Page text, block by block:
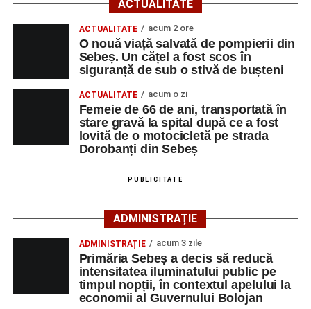
SNUAU 112, cu privire la producerea unui eveniment
rutier soldat cu victime.
La fața locului s-au deplasat polițiștii rutieri, care au
stabilit că un bărbat de 53 de ani, din Sebeș, conducea o
motocicletă pe direcția Daia Română – Sebeș. Acesta ar
fi surprins și accidentat o femeie de 66 de ani, din Sebeș,
care traversa strada printr-un loc nepermis.
În urma impactului, femeia a suferit leziuni corporale
Motociclistul a fost testat cu aparatul etilotest, rezultatul
fiind negativ.
Polițiștii continuă cercetările pentru stabilirea tuturor
împrejurărilor în care s-a produs accidentul, în cadrul unui
dosar penal întocmit pentru săvârșirea infracțiunii de
ACTUALITATE
ACTUALITATE acum 2 ore
O nouă viață salvată de pompierii din
Sebeș. Un cățel a fost scos în
siguranță de sub o stivă de bușteni
ACTUALITATE acum o zi
Femeie de 66 de ani, transportată în
stare gravă la spital după ce a fost
lovită de o motocicletă pe strada
Dorobanți din Sebeș
PUBLICITATE
ADMINISTRAȚIE
ADMINISTRAȚIE acum 3 zile
Primăria Sebeș a decis să reducă
intensitatea iluminatului public pe
timpul nopții, în contextul apelului la
economii al Guvernului Bolojan